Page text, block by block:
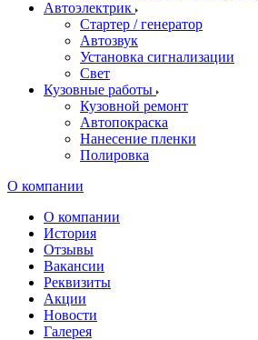
Автоэлектрик
Стартер / генератор
Автозвук
Установка сигнализации
Свет
Кузовные работы
Кузовной ремонт
Автопокраска
Нанесение пленки
Полировка
О компании
О компании
История
Отзывы
Вакансии
Реквизиты
Акции
Новости
Галерея